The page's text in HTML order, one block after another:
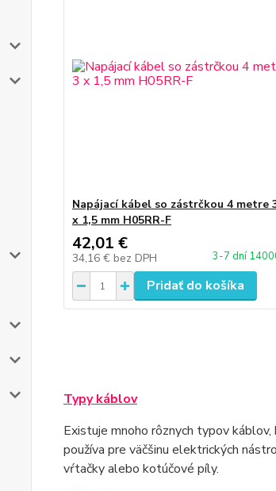
Napájací kábel so zástrčkou 4 metre
x 1,5 mm H05RR-F
42,01 €
34,16 € bez DPH 3-7 dní
Pridať do košíka
Typy káblov
Existuje mnoho rôznych typov
používa pre väčšinu elektrických
vŕtačky alebo kotúčové píly.